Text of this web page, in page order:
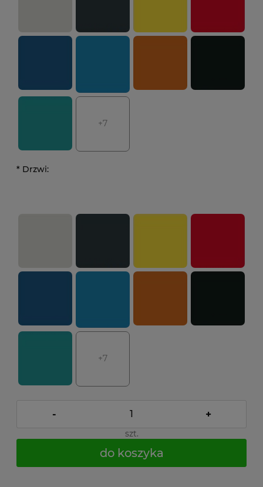
+7
* Drzwi:
+7
- +
szt.
do koszyka